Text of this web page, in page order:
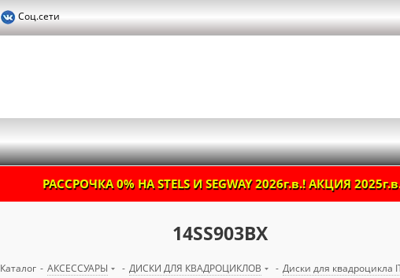
Соц.сети
РАССРОЧКА 0% НА STELS И SEGWAY 2026г.в.! АКЦИЯ
14SS903BX
Каталог - АКСЕССУАРЫ - ДИСКИ ДЛЯ КВАДРОЦИКЛОВ - Диски для квадроцикла